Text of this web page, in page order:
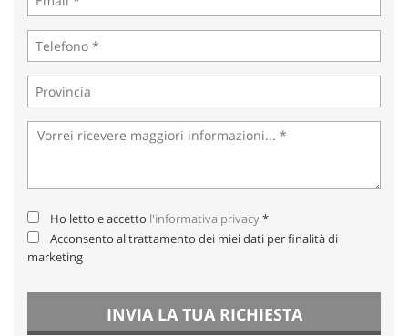
Ho letto e accetto l'informativa privacy*
Acconsento al trattamento dei miei dati per finalità di
marketing
INVIA LA TUA RICHIESTA